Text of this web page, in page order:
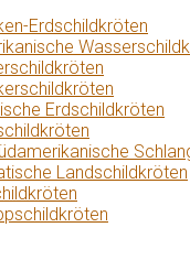
Erdschildkröten
Erdschildkröten
Landschildkröten